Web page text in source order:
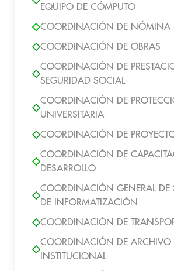
EQUIPO DE CÓMPUTO
COORDINACIÓN DE NÓMINA
COORDINACIÓN DE OBRAS
COORDINACIÓN DE
SEGURIDAD SOCIAL
COORDINACIÓN DE
UNIVERSITARIA
COORDINACIÓN DE
COORDINACIÓN DE
DESARROLLO
COORDINACIÓN GENERAL DE
DE INFORMATIZACIÓN
COORDINACIÓN DE
COORDINACIÓN DE ARCHIVO
INSTITUCIONAL